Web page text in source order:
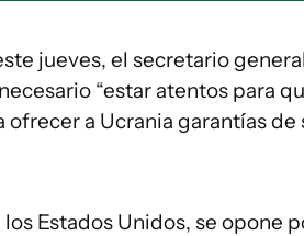
jueves, el secretario
“estar atentos para
ofrecer a Ucrania garantías
Estados Unidos, se opone